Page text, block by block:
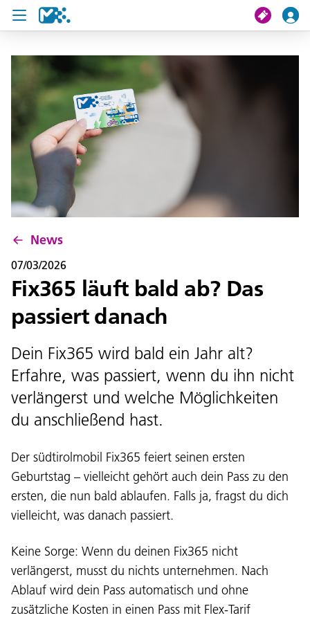
search
My journey
Tickets
U19 Pass
News
Contact us
News
07/03/2026
Fix365 läuft bald ab? Das
passiert danach
Dein Fix365 wird bald ein Jahr alt?
Erfahre, was passiert, wenn du ihn nicht
verlängerst und welche Möglichkeiten
du anschließend hast.
Der südtirolmobil Fix365 feiert seinen ersten
Geburtstag – vielleicht gehört auch dein Pass zu den
ersten, die nun bald ablaufen. Falls ja, fragst du dich
vielleicht, was danach passiert.
Keine Sorge: Wenn du deinen Fix365 nicht
verlängerst, musst du nichts unternehmen. Nach
Ablauf wird dein Pass automatisch und ohne
zusätzliche Kosten in einen Pass mit Flex-Tarif